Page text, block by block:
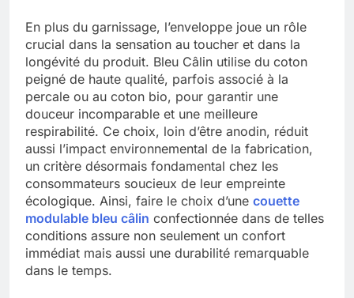
En plus du garnissage, l’enveloppe joue un rôle
crucial dans la sensation au toucher et dans la
longévité du produit. Bleu Câlin utilise du coton
peigné de haute qualité, parfois associé à la
percale ou au coton bio, pour garantir une
douceur incomparable et une meilleure
respirabilité. Ce choix, loin d’être anodin, réduit
aussi l’impact environnemental de la fabrication,
un critère désormais fondamental chez les
consommateurs soucieux de leur empreinte
écologique. Ainsi, faire le choix d’une couette
modulable bleu câlin confectionnée dans de telles
conditions assure non seulement un confort
immédiat mais aussi une durabilité remarquable
dans le temps.